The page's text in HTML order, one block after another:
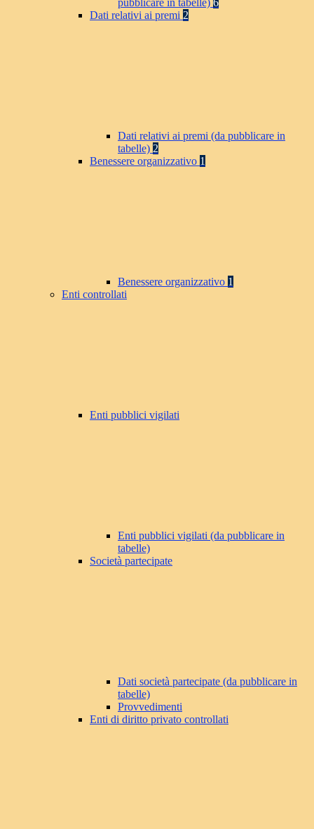
pubblicare in tabelle) 6
Dati relativi ai premi 2
Dati relativi ai premi (da pubblicare in
tabelle) 2
Benessere organizzativo 1
Benessere organizzativo 1
Enti controllati
Enti pubblici vigilati
Enti pubblici vigilati (da pubblicare in
tabelle)
Società partecipate
Dati società partecipate (da pubblicare in
tabelle)
Provvedimenti
Enti di diritto privato controllati